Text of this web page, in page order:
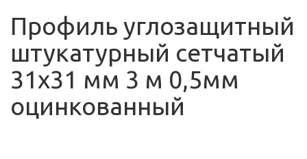
Профиль углозащитный
штукатурный сетчатый
31х31 мм 3 м 0,5мм
оцинкованный